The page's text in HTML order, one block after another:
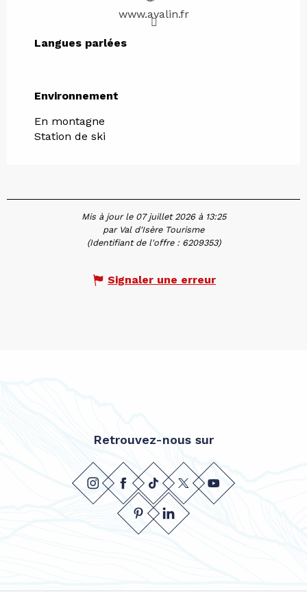
www.avalin.fr
Langues parlées
Langues parlées
Environnement
Environnement
En montagne
Station de ski
Mis à jour le 07 juillet 2026 à 13:25
par Val d'Isère Tourisme
(Identifiant de l'offre : 6209353)
Signaler une erreur
Retrouvez-nous sur